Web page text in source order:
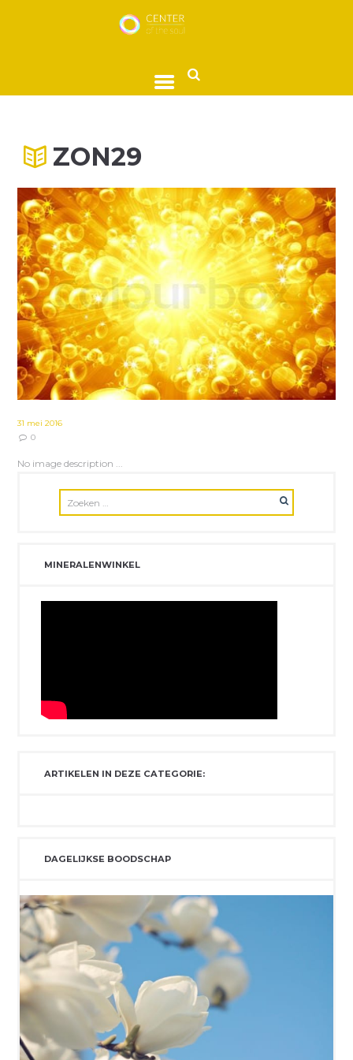
ZON29
31 mei 2016
0
No image description ...
MINERALENWINKEL
ARTIKELEN IN DEZE CATEGORIE:
DAGELIJKSE BOODSCHAP